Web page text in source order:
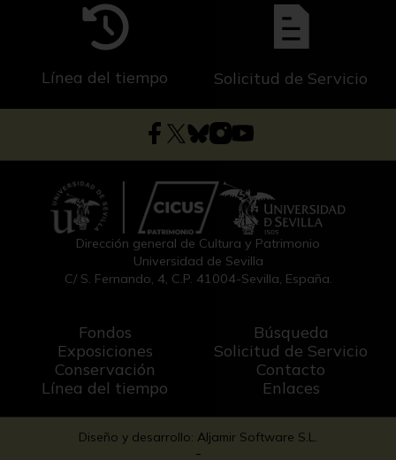
Línea del tiempo Solicitud de Servicio
Dirección general de Cultura y Patrimonio
Universidad de Sevilla
C/ S. Fernando, 4, C.P. 41004-Sevilla, España.
Fondos
Exposiciones
Conservación
Línea del tiempo
Búsqueda
Solicitud de Servicio
Contacto
Enlaces
Diseño y desarrollo: Aljamir Software S.L.
-